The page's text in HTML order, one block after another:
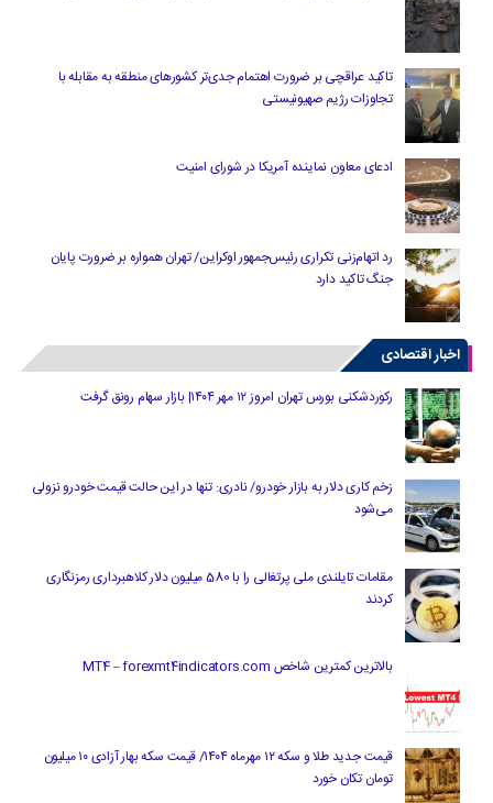
تاکید عراقچی بر ضرورت اهتمام جدی‌تر کشورهای منطقه به مقابله با
تجاوزات رژیم صهیونیستی
ادعای معاون نماینده آمریکا در شورای امنیت
رد اتهام‌زنی تکراری رئیس‌جمهور اوکراین/ تهران همواره بر ضرورت پایان
جنگ تاکید دارد
اخبار اقتصادی
رکوردشکنی بورس تهران امروز ۱۲ مهر ۱۴۰۴| بازار سهام رونق گرفت
زخم کاری دلار به بازار خودرو/ نادری: تنها در این حالت قیمت خودرو نزولی
می‌شود
مقامات تایلندی ملی پرتغالی را با 580 میلیون دلار کلاهبرداری رمزنگاری
کردند
بالاترین کمترین شاخص MT4 – forexmt4indicators.com
قیمت جدید طلا و سکه ۱۲ مهرماه ۱۴۰۴/ قیمت سکه بهار آزادی ۱۰ میلیون
تومان تکان خورد